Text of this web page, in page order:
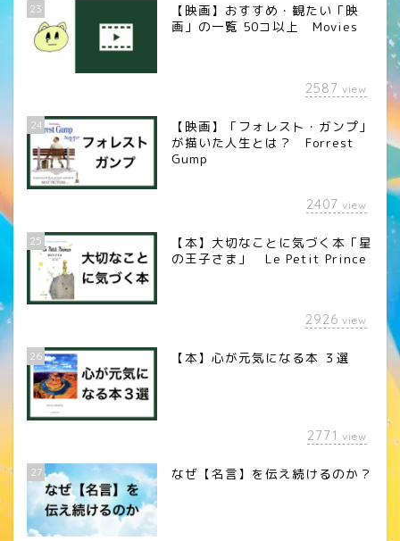
23
【映画】おすすめ・観たい「映
画」の一覧 50コ以上 Movies
2587 view
24
【映画】「フォレスト・ガンプ」
が描いた人生とは？ Forrest
Gump
2407 view
25
【本】大切なことに気づく本「星
の王子さま」 Le Petit Prince
2926 view
26 【本】心が元気になる本 ３選
2771 view
27 なぜ【名言】を伝え続けるのか？